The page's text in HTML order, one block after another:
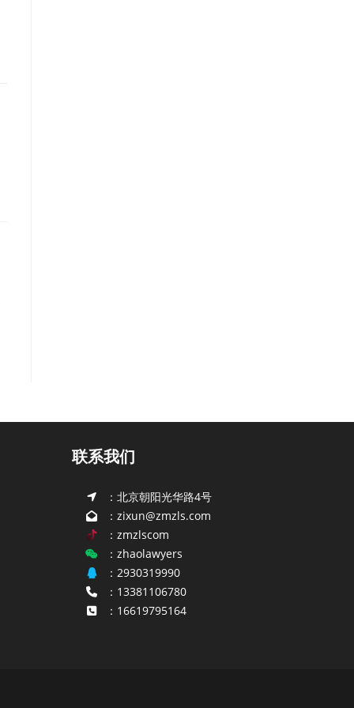
联系我们
：北京朝阳光华路4号
：zixun@zmzls.com
：zmzlscom
：zhaolawyers
：2930319990
：13381106780
：16619795164